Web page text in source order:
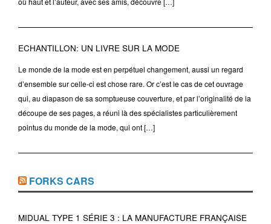
ECHANTILLON: UN LIVRE SUR LA MODE
Le monde de la mode est en perpétuel changement, aussi un regard
d’ensemble sur celle-ci est chose rare. Or c’est le cas de cet ouvrage
qui, au diapason de sa somptueuse couverture, et par l’originalité de la
découpe de ses pages, a réuni là des spécialistes particulièrement
pointus du monde de la mode, qui ont […]
FORKS CARS
MIDUAL TYPE 1 SÉRIE 3 : LA MANUFACTURE FRANÇAISE